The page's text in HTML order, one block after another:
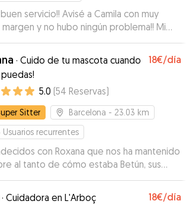
servicio!! Avisé a Camila con muy
y no hubo ningún problema!! Mi
estuvo súper bien atendida y mandaba
Repetiré al 100%
· Cuido de tu mascota cuando
18€/día
5.0 (54 Reservas)
Sitter Barcelona - 23.03 km
Usuarios recurrentes
con Roxana que nos ha mantenido
al tanto de cómo estaba Betún, sus
y comidas. Fue su primera experiencia
pero se lo notaba relajado. ”
· Cuidadora en L'Arboç 18€/día